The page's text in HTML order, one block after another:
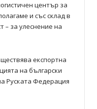
център за
и със склад в
– за улеснение на
експортна
на български
Руската Федерация